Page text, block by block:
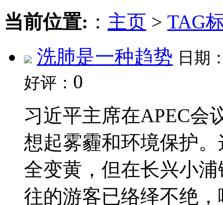
当前位置: ： 主页 > TAG
洗肺是一种趋势 日期
好评： 0
习近平主席在APEC会
想起雾霾和环境保护
全变黄，但在长兴小
往的游客已络绎不绝，